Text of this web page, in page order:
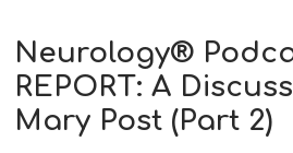
Neurology®
REPORT: A
Mary Post (Part 2)